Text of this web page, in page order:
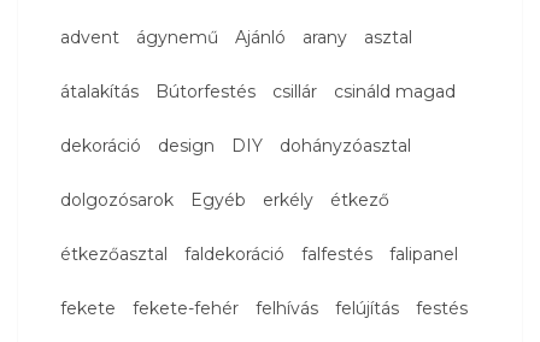
advent ágynemű Ajánló arany asztal
átalakítás Bútorfestés csillár csináld magad
dekoráció design DIY dohányzóasztal
dolgozósarok Egyéb erkély étkező
étkezőasztal faldekoráció falfestés falipanel
fekete fekete-fehér felhívás felújítás festés